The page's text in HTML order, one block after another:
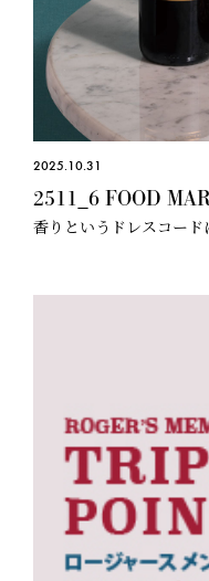
2025.10.31
2511_6 FOOD
香りというドレスコード